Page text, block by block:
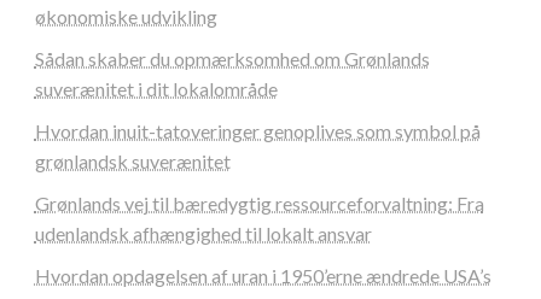
økonomiske udvikling
Sådan skaber du opmærksomhed om Grønlands
suverænitet i dit lokalområde
Hvordan inuit-tatoveringer genoplives som symbol på
grønlandsk suverænitet
Grønlands vej til bæredygtig ressourceforvaltning: Fra
udenlandsk afhængighed til lokalt ansvar
Hvordan opdagelsen af uran i 1950’erne ændrede USA’s